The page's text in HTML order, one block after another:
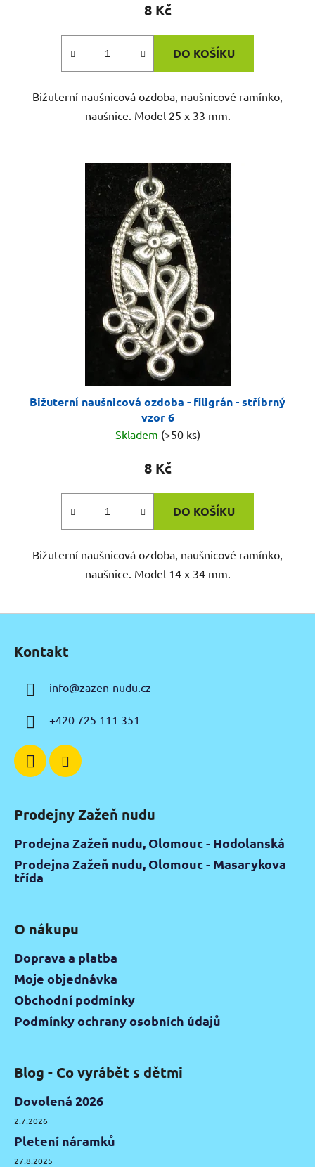
8 Kč
DO KOŠÍKU
Bižuterní naušnicová ozdoba, naušnicové ramínko,
naušnice. Model 25 x 33 mm.
Bižuterní naušnicová ozdoba - filigrán - stříbrný
vzor 6
Skladem (>50 ks)
8 Kč
DO KOŠÍKU
Bižuterní naušnicová ozdoba, naušnicové ramínko,
naušnice. Model 14 x 34 mm.
Kontakt
info@zazen-nudu.cz
+420 725 111 351
Prodejny Zažeň nudu
Prodejna Zažeň nudu, Olomouc - Hodolanská
Prodejna Zažeň nudu, Olomouc - Masarykova
třída
O nákupu
Doprava a platba
Moje objednávka
Obchodní podmínky
Podmínky ochrany osobních údajů
Blog - Co vyrábět s dětmi
Dovolená 2026
2.7.2026
Pletení náramků
27.8.2025